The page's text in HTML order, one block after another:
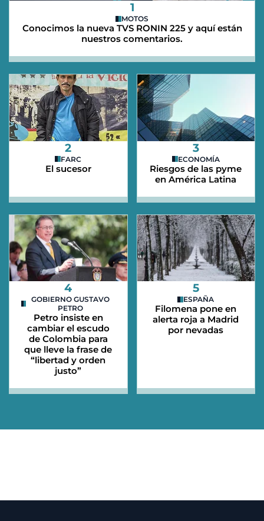
1
MOTOS
Conocimos la nueva TVS RONIN 225 y aquí están
nuestros comentarios.
2
FARC
El sucesor
3
ECONOMÍA
Riesgos de las pyme
en América Latina
4
GOBIERNO GUSTAVO
PETRO
Petro insiste en
cambiar el escudo
de Colombia para
que lleve la frase de
“libertad y orden
justo”
5
ESPAÑA
Filomena pone en
alerta roja a Madrid
por nevadas